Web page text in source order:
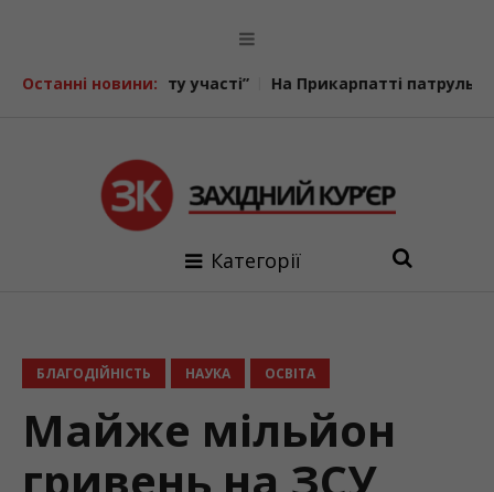
Останні новини:
“Бюджету участі” На Прикарпатті патрульні
Категорії
БЛАГОДІЙНІСТЬ НАУКА ОСВІТА
Майже мільйон